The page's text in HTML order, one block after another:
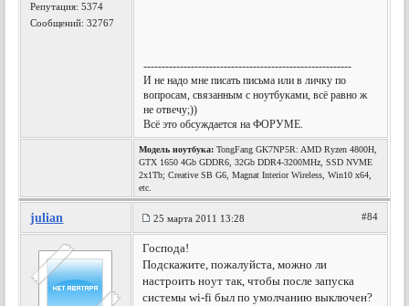
Репутация:5374
Сообщений: 32767
---------------------------------------------------------
И не надо мне писать письма или в личку по
вопросам, связанным с ноутбуками, всё равно ж
не отвечу;))
Всё это обсуждается на ФОРУМЕ.
Модель ноутбука: TongFang GK7NP5R: AMD Ryzen 4800H,
GTX 1650 4Gb GDDR6, 32Gb DDR4-3200MHz, SSD NVME
2x1Tb; Creative SB G6, Magnat Interior Wireless, Win10 x64,
etc.
julian 25 марта 2011 13:28 #84
Господа!
Подскажите, пожалуйста, можно ли
настроить ноут так, чтобы после запуска
системы wi-fi был по умолчанию выключен?